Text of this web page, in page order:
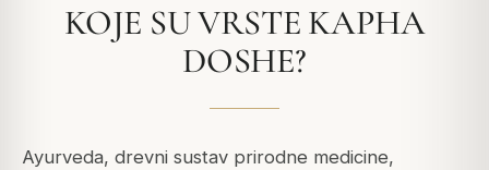
KOJE SU VRSTE KAPHA
DOSHE?
Ayurveda, drevni sustav prirodne medicine,